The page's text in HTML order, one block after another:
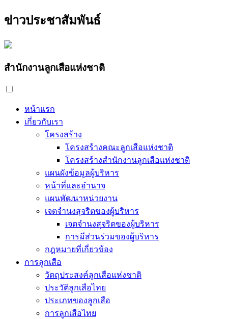
ข่าวประชาสัมพันธ์
สำนักงานลูกเสือแห่งชาติ
หน้าแรก
เกี่ยวกับเรา
โครงสร้าง
โครงสร้างคณะลูกเสือแห่งชาติ
โครงสร้างสำนักงานลูกเสือแห่งชาติ
แผนผังข้อมูลผู้บริหาร
หน้าที่และอำนาจ
แผนพัฒนาหน่วยงาน
เจตจำนงสุจริตของผู้บริหาร
เจตจำนงสุจริตของผู้บริหาร
การมีส่วนร่วมของผู้บริหาร
กฎหมายที่เกี่ยวข้อง
การลูกเสือ
วัตถุประสงค์ลูกเสือแห่งชาติ
ประวัติลูกเสือไทย
ประเภทของลูกเสือ
การลูกเสือไทย